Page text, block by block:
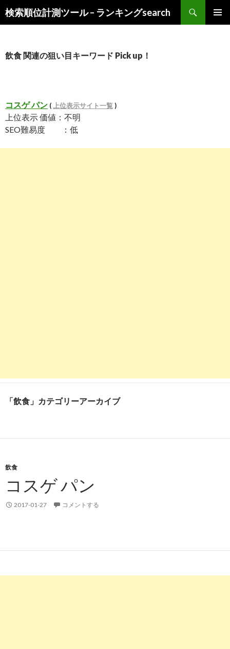
検索順位計測ツール – ランキングsearch
検
索
ン
ッ
プ
飲食 関連の狙い目キーワード Pick up！
コスゲ パン ( 上位表示サイト一覧)
上位表示 価値：不明
SEO難易度 ：低
「飲食」カテゴリーアーカイブ
飲食
コスゲ パン
2017-01-27 コメントする